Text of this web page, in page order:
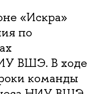
«Искра»
по
ВШЭ. В ходе
команды